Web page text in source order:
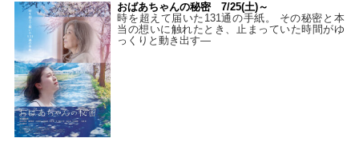
おばあちゃんの秘密 7/25(土)～
時を超えて届いた131通の手紙。 その秘密と本
当の想いに触れたとき、止まっていた時間がゆ
っくりと動き出す―